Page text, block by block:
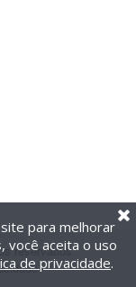
reservados.
para melhorar
você aceita o uso
de privacidade.